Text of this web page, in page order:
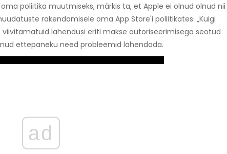
poliitika muutmiseks, märkis ta, et Apple ei olnud olnud nii
rakendamisele oma App Store'i poliitikates: „Kuigi
lahendusi eriti makse autoriseerimisega seotud
ettepaneku need probleemid lahendada.
ad